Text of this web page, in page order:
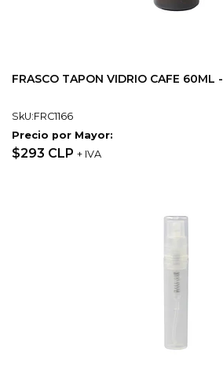
FRASCO TAPON VIDRIO CAFE 60ML -
SkU:FRC1166
Precio por Mayor:
$293 CLP + IVA